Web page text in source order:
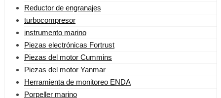
Reductor de engranajes
turbocompresor
instrumento marino
Piezas electrónicas Fortrust
Piezas del motor Cummins
Piezas del motor Yanmar
Herramienta de monitoreo ENDA
Porpeller marino